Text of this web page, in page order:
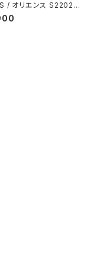
/ オリエンス S2202
エント眼鏡